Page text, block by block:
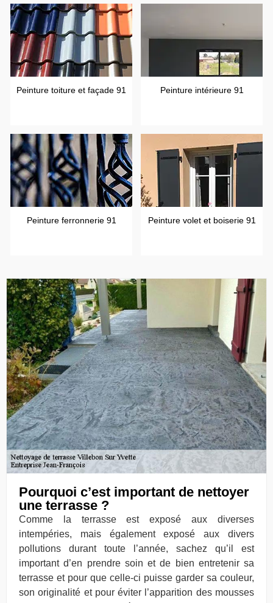
Peinture toiture et façade 91 Peinture intérieure 91
Peinture ferronnerie 91 Peinture volet et boiserie 91
Pourquoi c’est important de nettoyer
une terrasse ?
Comme la terrasse est exposé aux diverses
intempéries, mais également exposé aux divers
pollutions durant toute l’année, sachez qu’il est
important d’en prendre soin et de bien entretenir sa
terrasse et pour que celle-ci puisse garder sa couleur,
son originalité et pour éviter l’apparition des mousses